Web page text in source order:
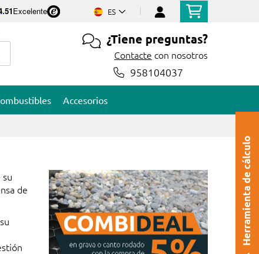
Excelente ES
¿Tiene preguntas?
Contacte con nosotros
958104037
Accesorios
de
Herramienta de cálculo